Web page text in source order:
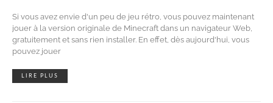
Si vous avez envie d'un peu de jeu rétro, vous pouvez maintenant
jouer à la version originale de Minecraft dans un navigateur Web,
gratuitement et sans rien installer. En effet, dès aujourd'hui, vous
pouvez jouer
LIRE PLUS